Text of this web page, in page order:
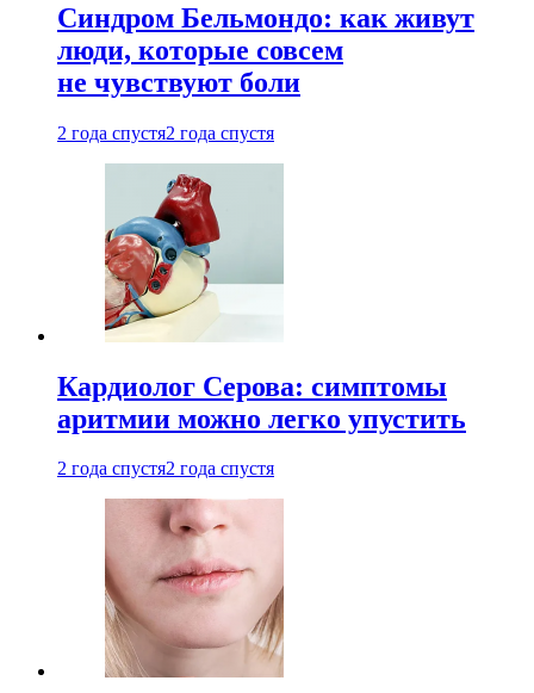
Синдром Бельмондо: как живут
люди, которые совсем
не чувствуют боли
2 года спустя2 года спустя
Кардиолог Серова: симптомы
аритмии можно легко упустить
2 года спустя2 года спустя